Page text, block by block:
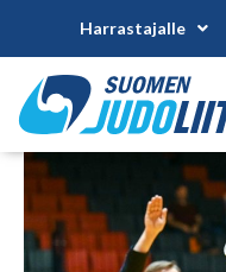
Harrastajalle